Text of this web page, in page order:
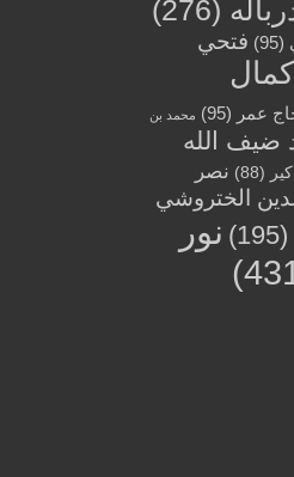
(276)
(95)
فتحي
كمال
عمر (95) محمد بن
ضيف الله
(88)
نصر
الختروشي
(195)
نور